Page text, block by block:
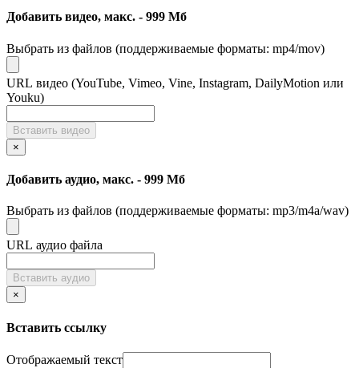
CTRL+NUM4 Change current block's format as H4
CTRL+NUM6 Change current block's format as H6
CTRL+K Show Link Dialog
Добавить видео, макс. - 999 Мб
Выбрать из файлов (поддерживаемые форматы: mp4/mov)
URL видео (YouTube, Vimeo, Vine, Instagram, DailyMotion или
Youku)
Вставить видео
×
Добавить аудио, макс. - 999 Мб
Выбрать из файлов (поддерживаемые форматы: mp3/m4a/wav)
URL аудио файла
Вставить аудио
×
Вставить ссылку
Отображаемый текст